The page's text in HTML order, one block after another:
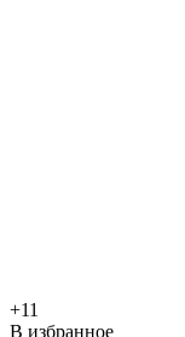
+11
В избранное